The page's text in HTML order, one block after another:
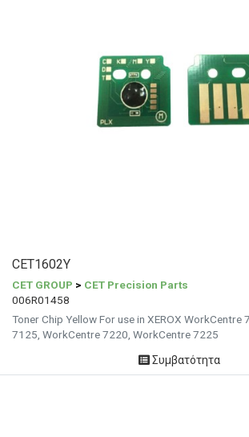
CET1602Y
CET GROUP > CET Precision Parts
006R01458
Toner Chip Yellow For use in XEROX WorkCentre
7125, WorkCentre 7220, WorkCentre 7225
Συμβατότητα